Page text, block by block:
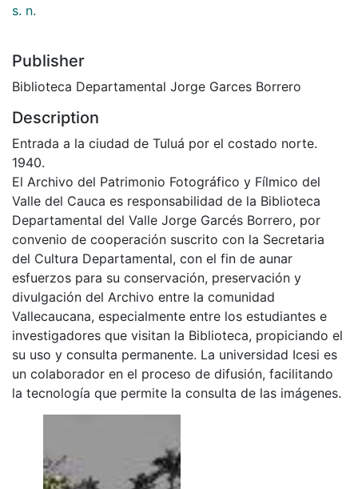
s. n.
Publisher
Biblioteca Departamental Jorge Garces Borrero
Description
Entrada a la ciudad de Tuluá por el costado norte.
1940.
El Archivo del Patrimonio Fotográfico y Fílmico del
Valle del Cauca es responsabilidad de la Biblioteca
Departamental del Valle Jorge Garcés Borrero, por
convenio de cooperación suscrito con la Secretaria
del Cultura Departamental, con el fin de aunar
esfuerzos para su conservación, preservación y
divulgación del Archivo entre la comunidad
Vallecaucana, especialmente entre los estudiantes e
investigadores que visitan la Biblioteca, propiciando el
su uso y consulta permanente. La universidad Icesi es
un colaborador en el proceso de difusión, facilitando
la tecnología que permite la consulta de las imágenes.